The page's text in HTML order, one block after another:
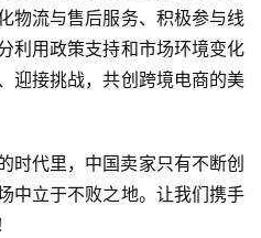
物流与售后服务、积极参与线
利用政策支持和市场环境变化
迎接挑战，共创跨境电商的美
时代里，中国卖家只有不断创
中立于不败之地。让我们携手